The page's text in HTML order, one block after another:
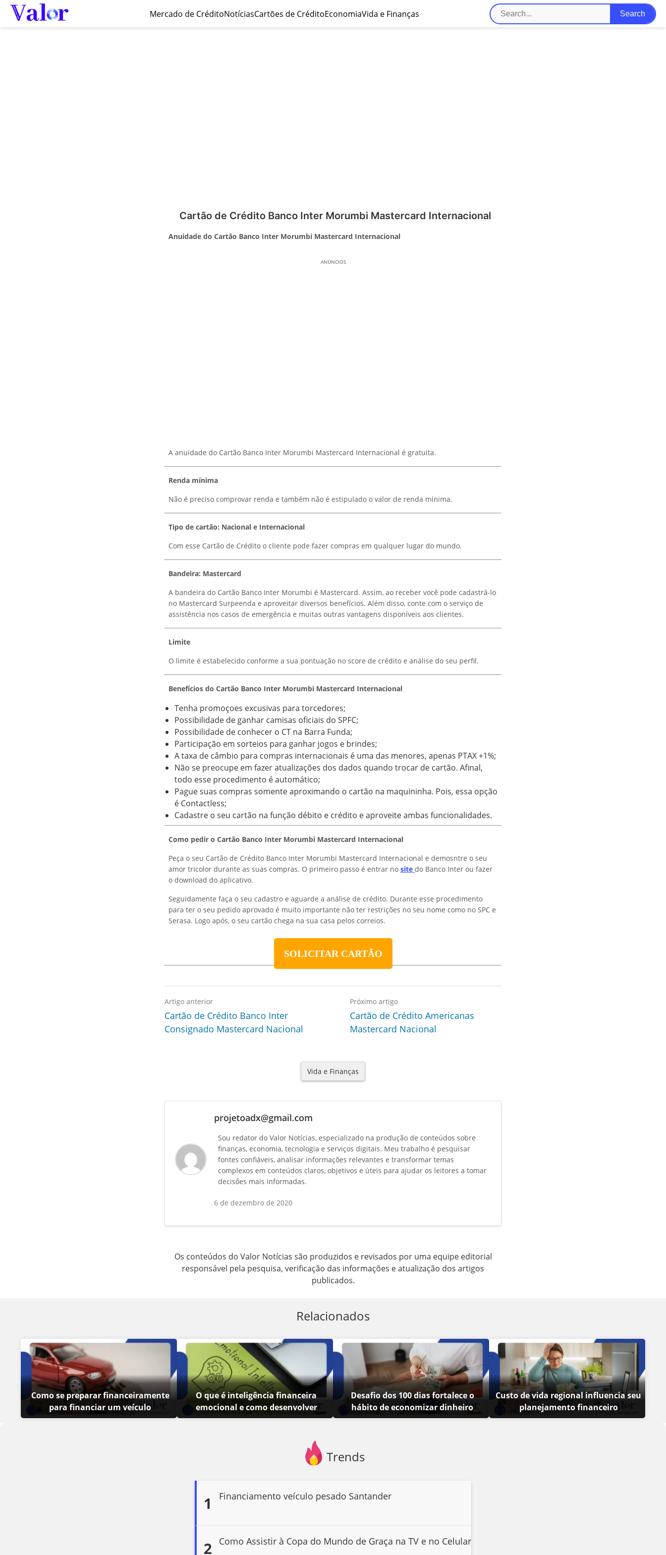
Mercado de CréditoNotíciasCartões de CréditoEconomiaVida e Finanças
Cartão de Crédito Banco Inter Morumbi Mastercard Internacional
Anuidade do Cartão Banco Inter Morumbi Mastercard Internacional
ANÚNCIOS
A anuidade do Cartão Banco Inter Morumbi Mastercard Internacional é gratuita.
Renda mínima
Não é preciso comprovar renda e também não é estipulado o valor de renda mínima.
Tipo de cartão: Nacional e Internacional
Com esse Cartão de Crédito o cliente pode fazer compras em qualquer lugar do mundo.
Bandeira: Mastercard
A bandeira do Cartão Banco Inter Morumbi é Mastercard. Assim, ao receber você pode cadastrá-lo
no Mastercard Surpeenda e aproveitar diversos benefícios. Além disso, conte com o serviço de
assistência nos casos de emergência e muitas outras vantagens disponíveis aos clientes.
Limite
O limite é estabelecido conforme a sua pontuação no score de crédito e análise do seu perfil.
Benefícios do Cartão Banco Inter Morumbi Mastercard Internacional
Tenha promoçoes excusivas para torcedores;
Possibilidade de ganhar camisas oficiais do SPFC;
Possibilidade de conhecer o CT na Barra Funda;
Participação em sorteios para ganhar jogos e brindes;
A taxa de câmbio para compras internacionais é uma das menores, apenas PTAX +1%;
Não se preocupe em fazer atualizações dos dados quando trocar de cartão. Afinal,
todo esse procedimento é automático;
Pague suas compras somente aproximando o cartão na maquininha. Pois, essa opção
é Contactless;
Cadastre o seu cartão na função débito e crédito e aproveite ambas funcionalidades.
Como pedir o Cartão Banco Inter Morumbi Mastercard Internacional
Peça o seu Cartão de Crédito Banco Inter Morumbi Mastercard Internacional e demosntre o seu
amor tricolor durante as suas compras. O primeiro passo é entrar no site do Banco Inter ou fazer
o download do aplicativo.
Seguidamente faça o seu cadastro e aguarde a análise de crédito. Durante esse procedimento
para ter o seu pedido aprovado é muito importante não ter restrições no seu nome como no SPC e
Serasa. Logo após, o seu cartão chega na sua casa pelos correios.
SOLICITAR CARTÃO
Artigo anterior
Cartão de Crédito Banco Inter
Consignado Mastercard Nacional
Próximo artigo
Cartão de Crédito Americanas
Mastercard Nacional
Vida e Finanças
projetoadx@gmail.com
Sou redator do Valor Notícias, especializado na produção de conteúdos sobre
finanças, economia, tecnologia e serviços digitais. Meu trabalho é pesquisar
fontes confiáveis, analisar informações relevantes e transformar temas
complexos em conteúdos claros, objetivos e úteis para ajudar os leitores a tomar
decisões mais informadas.
6 de dezembro de 2020
Os conteúdos do Valor Notícias são produzidos e revisados por uma equipe editorial
responsável pela pesquisa, verificação das informações e atualização dos artigos
publicados.
Relacionados
Como se preparar financeiramente
para financiar um veículo
O que é inteligência financeira
emocional e como desenvolver
Desafio dos 100 dias fortalece o
hábito de economizar dinheiro
Custo de vida regional influencia seu
planejamento financeiro
Trends
1 Financiamento veículo pesado Santander
2 Como Assistir à Copa do Mundo de Graça na TV e no Celular